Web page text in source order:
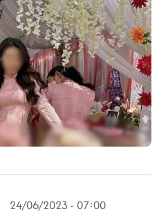
24/06/2023 - 07:00